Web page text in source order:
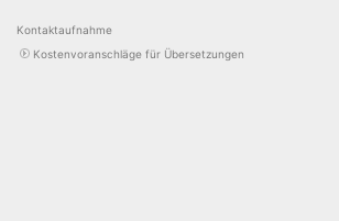
Kontaktaufnahme
Kostenvoranschläge für Übersetzungen